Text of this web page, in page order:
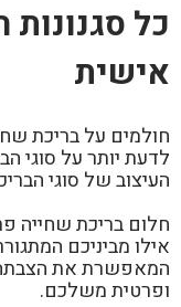
כל
אישית
חולמים על בריכת
לדעת יותר על סוגי
העיצוב של סוגי
חלום בריכת שחייה
אילו מביניכם
המאפשרת את
ופרטית משלכם.